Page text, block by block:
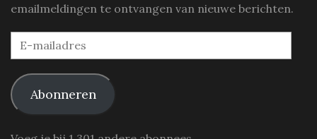
emailmeldingen te ontvangen van nieuwe berichten.
E-
mailadres
Abonneren